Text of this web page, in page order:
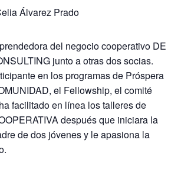
Álvarez Prado
del negocio cooperativo DE
junto a otras dos socias.
en los programas de Próspera
el Fellowship, el comité
facilitado en línea los talleres de
después que iniciara la
de dos jóvenes y le apasiona la
.